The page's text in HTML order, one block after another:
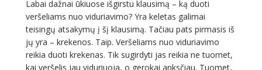
Labai dažnai ūkiuose išgirstu klausimą – ką duoti
veršeliams nuo viduriavimo? Yra keletas galimai
teisingų atsakymų į šį klausimą. Tačiau pats pirmasis iš
jų yra – krekenos. Taip. Veršeliams nuo viduriavimo
reikia duoti krekenas. Tik sugirdyti jas reikia ne tuomet,
kai veršelis jau viduriuoja, o gerokai anksčiau. Tuomet,